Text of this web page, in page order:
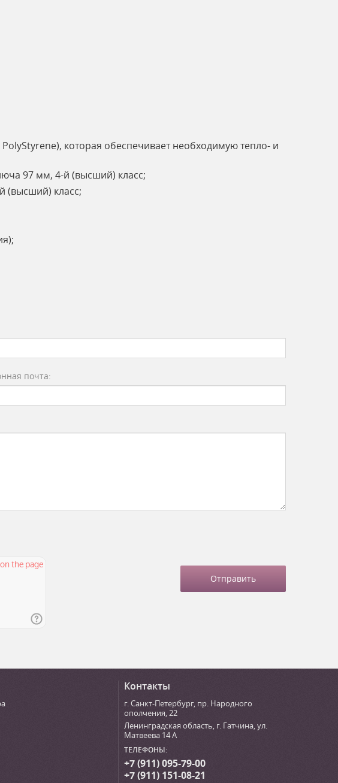
которая обеспечивает необходимую тепло- и
97 мм, 4-й (высший) класс;
(высший) класс;
почта:
Контакты
г. Санкт-Петербург, пр. Народного
ополчения, 22
Ленинградская область, г. Гатчина,ул.
Матвеева 14 А
ТЕЛЕФОНЫ:
+7 (911) 095-79-00
+7 (911) 151-08-21